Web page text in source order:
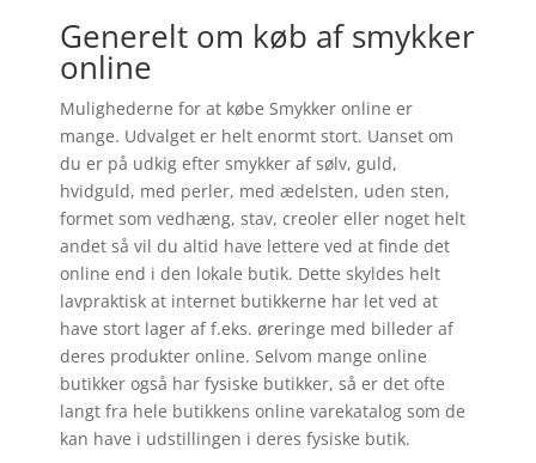
Generelt om køb af smykker
online
Mulighederne for at købe Smykker online er
mange. Udvalget er helt enormt stort. Uanset om
du er på udkig efter smykker af sølv, guld,
hvidguld, med perler, med ædelsten, uden sten,
formet som vedhæng, stav, creoler eller noget helt
andet så vil du altid have lettere ved at finde det
online end i den lokale butik. Dette skyldes helt
lavpraktisk at internet butikkerne har let ved at
have stort lager af f.eks. øreringe med billeder af
deres produkter online. Selvom mange online
butikker også har fysiske butikker, så er det ofte
langt fra hele butikkens online varekatalog som de
kan have i udstillingen i deres fysiske butik.